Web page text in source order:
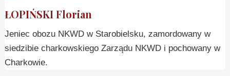
ŁOPIŃSKI Florian
Jeniec obozu NKWD w Starobielsku, zamordowany w
siedzibie charkowskiego Zarządu NKWD i pochowany w
Charkowie.